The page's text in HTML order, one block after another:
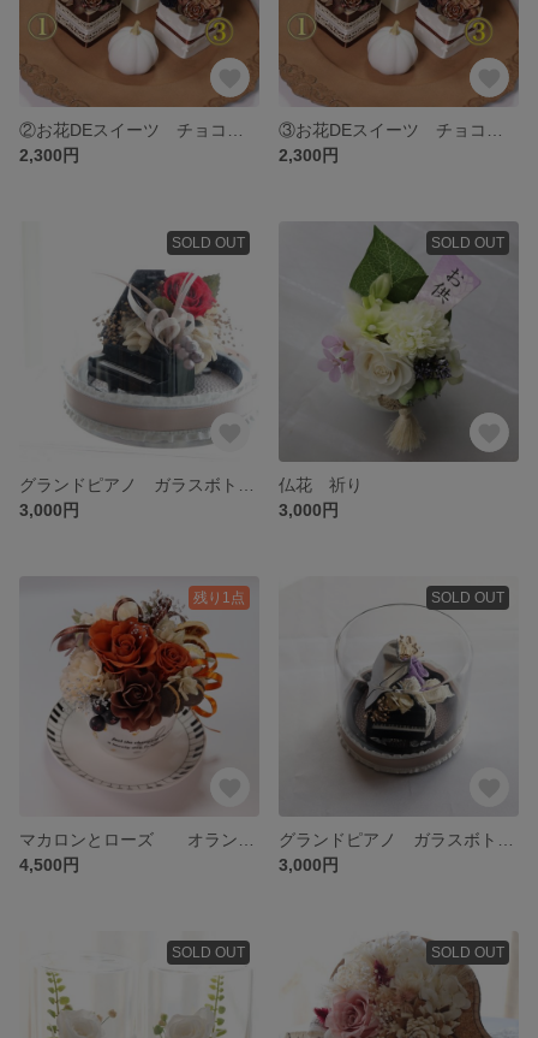
2,300円
2,300円
SOLD OUT
3,000円
SOLD OUT
仏花 祈り
3,000円
残り1点
4,500円
SOLD OUT
3,000円
SOLD OUT SOLD OUT